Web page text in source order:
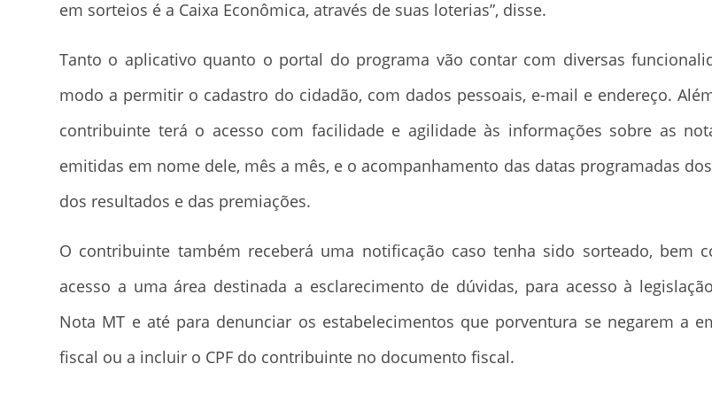
em sorteios é a Caixa Econômica, através de suas loterias”, disse.
Tanto o aplicativo quanto o portal do programa vão contar com diversas
modo a permitir o cadastro do cidadão, com dados pessoais, e-mail e endereço.
contribuinte terá o acesso com facilidade e agilidade às informações sobre as
emitidas em nome dele, mês a mês, e o acompanhamento das datas programadas
dos resultados e das premiações.
O contribuinte também receberá uma notificação caso tenha sido sorteado, bem
acesso a uma área destinada a esclarecimento de dúvidas, para acesso à
Nota MT e até para denunciar os estabelecimentos que porventura se negarem a
fiscal ou a incluir o CPF do contribuinte no documento fiscal.